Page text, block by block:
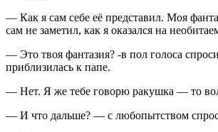
— Как я сам себе её представил. Моя
сам не заметил, как я оказался на
— Это твоя фантазия? -в пол голоса
приблизилась к папе.
— Нет. Я же тебе говорю ракушка — то
— И что дальше? — с любопытством